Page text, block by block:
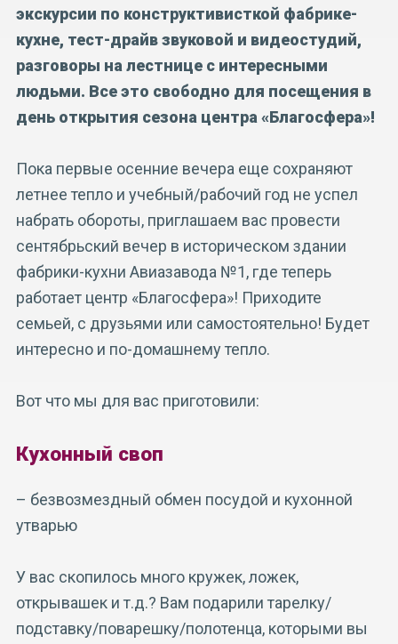
экскурсии по конструктивисткой фабрике-
кухне, тест-драйв звуковой и видеостудий,
разговоры на лестнице с интересными
людьми. Все это свободно для посещения в
день открытия сезона центра «Благосфера»!
Пока первые осенние вечера еще сохраняют
летнее тепло и учебный/рабочий год не успел
набрать обороты, приглашаем вас провести
сентябрьский вечер в историческом здании
фабрики-кухни Авиазавода №1, где теперь
работает центр «Благосфера»! Приходите
семьей, с друзьями или самостоятельно! Будет
интересно и по-домашнему тепло.
Вот что мы для вас приготовили:
Кухонный своп
– безвозмездный обмен посудой и кухонной
утварью
У вас скопилось много кружек, ложек,
открывашек и т.д.? Вам подарили тарелку/
подставку/поварешку/полотенца, которыми вы